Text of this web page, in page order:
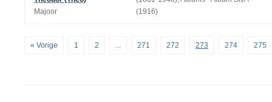
Majoor
(1916)
« Vorige 1 2 ... 271 272 273 274 275